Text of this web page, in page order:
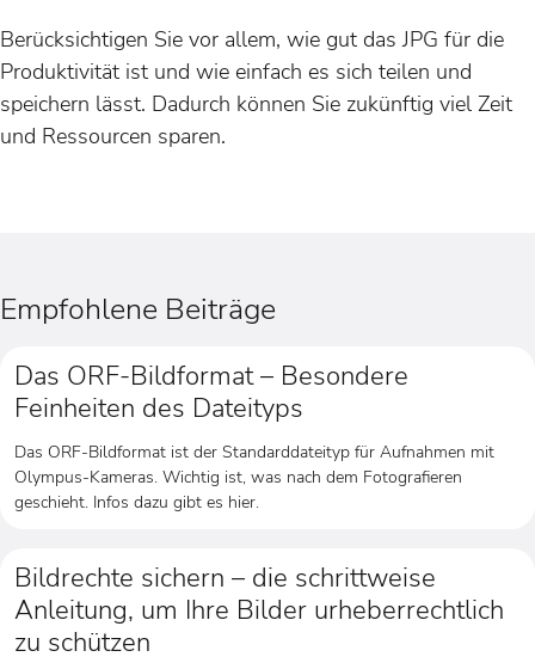
Berücksichtigen Sie vor allem, wie gut das JPG für die
Produktivität ist und wie einfach es sich teilen und
speichern lässt. Dadurch können Sie zukünftig viel Zeit
und Ressourcen sparen.
Empfohlene Beiträge
Das ORF-Bildformat – Besondere
Feinheiten des Dateityps
Das ORF-Bildformat ist der Standarddateityp für Aufnahmen mit
Olympus-Kameras. Wichtig ist, was nach dem Fotografieren
geschieht. Infos dazu gibt es hier.
Bildrechte sichern – die schrittweise
Anleitung, um Ihre Bilder urheberrechtlich
zu schützen